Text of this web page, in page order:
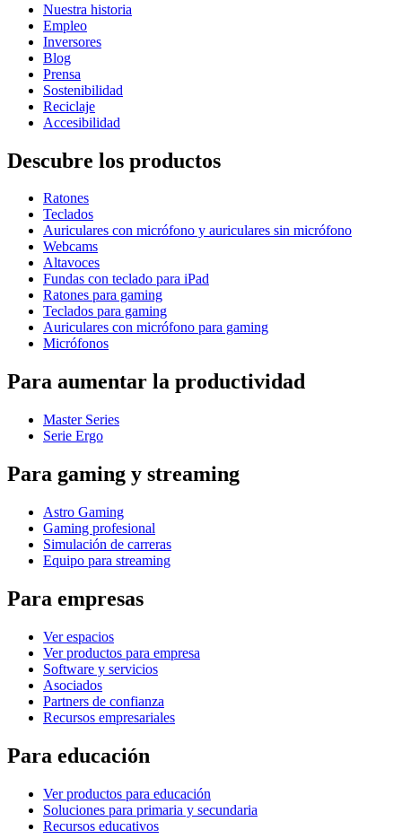
Nuestra historia
Empleo
Inversores
Blog
Prensa
Sostenibilidad
Reciclaje
Accesibilidad
Descubre los productos
Ratones
Teclados
Auriculares con micrófono y auriculares sin micrófono
Webcams
Altavoces
Fundas con teclado para iPad
Ratones para gaming
Teclados para gaming
Auriculares con micrófono para gaming
Micrófonos
Para aumentar la productividad
Master Series
Serie Ergo
Para gaming y streaming
Astro Gaming
Gaming profesional
Simulación de carreras
Equipo para streaming
Para empresas
Ver espacios
Ver productos para empresa
Software y servicios
Asociados
Partners de confianza
Recursos empresariales
Para educación
Ver productos para educación
Soluciones para primaria y secundaria
Recursos educativos